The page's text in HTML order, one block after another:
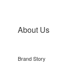
About Us
Brand Story